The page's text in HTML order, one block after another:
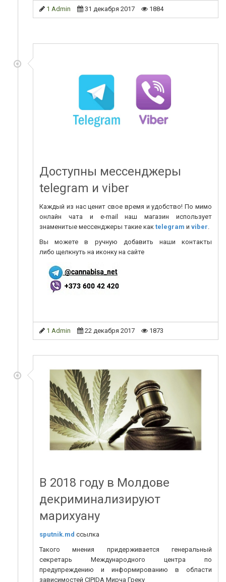
1 Admin 31 декабря 2017 1884
Доступны мессенджеры
telegram и viber
Каждый из нас ценит свое время и удобство! По мимо
онлайн чата и e-mail наш магазин использует
знаменитые мессенджеры такие как telegram и viber
Вы можете в ручную добавить наши контакты
либо щелкнуть на иконку на сайте
1 Admin 22 декабря 2017 1873
В 2018 году в Молдове
декриминализируют
марихуану
sputnik.md ссылка
Такого мнения придерживается генеральный
секретарь Международного центра по
предупреждению и информированию в области
зависимостей CIPIDA Мирча Греку